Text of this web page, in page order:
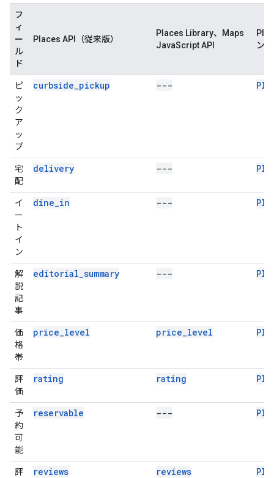
フ
ィ
ー
ル
ド
Places API（従来版）
Places Library、Maps
JavaScript API
ン）
ピ
ッ
ク
ア
ッ
プ
curbside_pickup ---
宅
配
delivery ---
イ
ー
ト
イ
ン
dine_in ---
解
説
記
事
editorial_summary ---
価
格
帯
price_level price_level
評
価
rating rating
予
約
可
能
reservable ---
評
reviews reviews